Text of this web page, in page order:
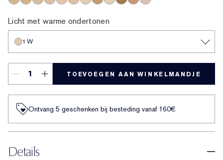
Licht met warme ondertonen
1W
TOEVOEGEN AAN WINKELMANDJE
Ontvang 5 geschenken bij besteding vanaf 160€
Details